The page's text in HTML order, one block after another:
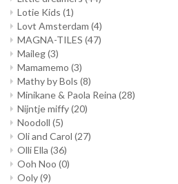
Lotie Kids (1)
Lovt Amsterdam (4)
MAGNA-TILES (47)
Maileg(3)
Mamamemo (3)
Mathy by Bols (8)
Minikane & Paola Reina (28)
Nijntje miffy(20)
Noodoll (5)
Oli and Carol (27)
Olli Ella (36)
Ooh Noo (0)
Ooly(9)